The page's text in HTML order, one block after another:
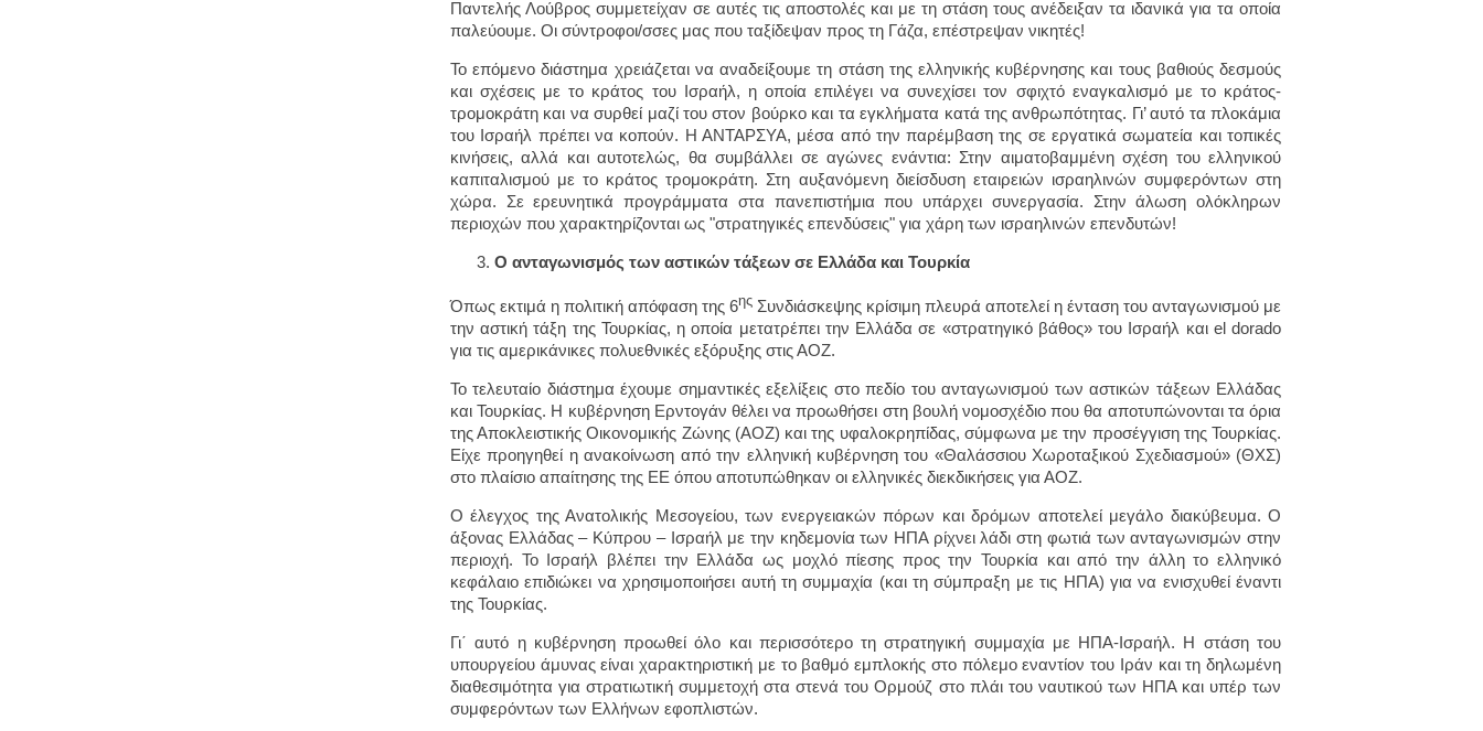
Παντελής Λούβρος συμμετείχαν σε αυτές τις αποστολές και με τη στάση τους ανέδειξαν τα ιδανικά για τα οποία
παλεύουμε. Οι σύντροφοι/σσες μας που ταξίδεψαν προς τη Γάζα, επέστρεψαν νικητές!
Το επόμενο διάστημα χρειάζεται να αναδείξουμε τη στάση της ελληνικής κυβέρνησης και τους βαθιούς δεσμούς
και σχέσεις με το κράτος του Ισραήλ, η οποία επιλέγει να συνεχίσει τον σφιχτό εναγκαλισμό με το κράτος-
τρομοκράτη και να συρθεί μαζί του στον βούρκο και τα εγκλήματα κατά της ανθρωπότητας. Γι’ αυτό τα πλοκάμια
του Ισραήλ πρέπει να κοπούν. Η ΑΝΤΑΡΣΥΑ, μέσα από την παρέμβαση της σε εργατικά σωματεία και τοπικές
κινήσεις, αλλά και αυτοτελώς, θα συμβάλλει σε αγώνες ενάντια: Στην αιματοβαμμένη σχέση του ελληνικού
καπιταλισμού με το κράτος τρομοκράτη. Στη αυξανόμενη διείσδυση εταιρειών ισραηλινών συμφερόντων στη
χώρα. Σε ερευνητικά προγράμματα στα πανεπιστήμια που υπάρχει συνεργασία. Στην άλωση ολόκληρων
περιοχών που χαρακτηρίζονται ως "στρατηγικές επενδύσεις" για χάρη των ισραηλινών επενδυτών!
Ο ανταγωνισμός των αστικών τάξεων σε Ελλάδα και Τουρκία
Όπως εκτιμά η πολιτική απόφαση της 6ης Συνδιάσκεψης κρίσιμη πλευρά αποτελεί η ένταση του ανταγωνισμού με
την αστική τάξη της Τουρκίας, η οποία μετατρέπει την Ελλάδα σε «στρατηγικό βάθος» του Ισραήλ και el dorado
για τις αμερικάνικες πολυεθνικές εξόρυξης στις ΑΟΖ.
Το τελευταίο διάστημα έχουμε σημαντικές εξελίξεις στο πεδίο του ανταγωνισμού των αστικών τάξεων Ελλάδας
και Τουρκίας. Η κυβέρνηση Ερντογάν θέλει να προωθήσει στη βουλή νομοσχέδιο που θα αποτυπώνονται τα όρια
της Αποκλειστικής Οικονομικής Ζώνης (ΑΟΖ) και της υφαλοκρηπίδας, σύμφωνα με την προσέγγιση της Τουρκίας.
Είχε προηγηθεί η ανακοίνωση από την ελληνική κυβέρνηση του «Θαλάσσιου Χωροταξικού Σχεδιασμού» (ΘΧΣ)
στο πλαίσιο απαίτησης της ΕΕ όπου αποτυπώθηκαν οι ελληνικές διεκδικήσεις για ΑΟΖ.
Ο έλεγχος της Ανατολικής Μεσογείου, των ενεργειακών πόρων και δρόμων αποτελεί μεγάλο διακύβευμα. Ο
άξονας Ελλάδας – Κύπρου – Ισραήλ με την κηδεμονία των ΗΠΑ ρίχνει λάδι στη φωτιά των ανταγωνισμών στην
περιοχή. Το Ισραήλ βλέπει την Ελλάδα ως μοχλό πίεσης προς την Τουρκία και από την άλλη το ελληνικό
κεφάλαιο επιδιώκει να χρησιμοποιήσει αυτή τη συμμαχία (και τη σύμπραξη με τις ΗΠΑ) για να ενισχυθεί έναντι
της Τουρκίας.
Γι΄ αυτό η κυβέρνηση προωθεί όλο και περισσότερο τη στρατηγική συμμαχία με ΗΠΑ-Ισραήλ. Η στάση του
υπουργείου άμυνας είναι χαρακτηριστική με το βαθμό εμπλοκής στο πόλεμο εναντίον του Ιράν και τη δηλωμένη
διαθεσιμότητα για στρατιωτική συμμετοχή στα στενά του Ορμούζ στο πλάι του ναυτικού των ΗΠΑ και υπέρ των
συμφερόντων των Ελλήνων εφοπλιστών.